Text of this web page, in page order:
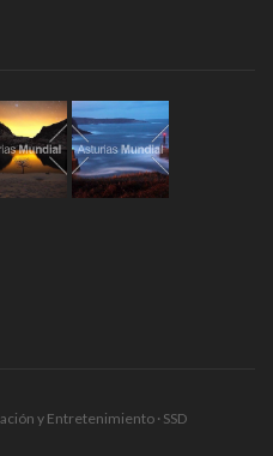
y Entretenimiento · SSD